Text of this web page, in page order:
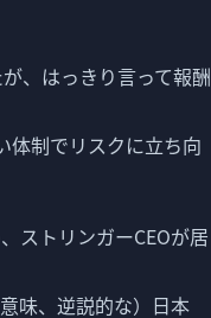
、はっきり言って報酬
体制でリスクに立ち向
ストリンガーCEOが居
味、逆説的な）日本